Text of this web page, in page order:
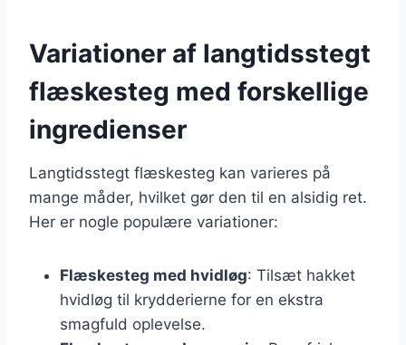
Variationer af langtidsstegt
flæskesteg med forskellige
ingredienser
Langtidsstegt flæskesteg kan varieres på
mange måder, hvilket gør den til en alsidig ret.
Her er nogle populære variationer:
Flæskesteg med hvidløg: Tilsæt hakket
hvidløg til krydderierne for en ekstra
smagfuld oplevelse.